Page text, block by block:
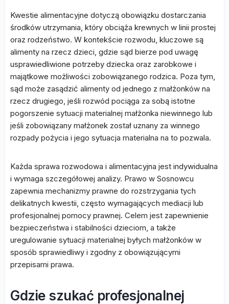
Kwestie alimentacyjne dotyczą obowiązku dostarczania
środków utrzymania, który obciąża krewnych w linii prostej
oraz rodzeństwo. W kontekście rozwodu, kluczowe są
alimenty na rzecz dzieci, gdzie sąd bierze pod uwagę
usprawiedliwione potrzeby dziecka oraz zarobkowe i
majątkowe możliwości zobowiązanego rodzica. Poza tym,
sąd może zasądzić alimenty od jednego z małżonków na
rzecz drugiego, jeśli rozwód pociąga za sobą istotne
pogorszenie sytuacji materialnej małżonka niewinnego lub
jeśli zobowiązany małżonek został uznany za winnego
rozpady pożycia i jego sytuacja materialna na to pozwala.
Każda sprawa rozwodowa i alimentacyjna jest indywidualna
i wymaga szczegółowej analizy. Prawo w Sosnowcu
zapewnia mechanizmy prawne do rozstrzygania tych
delikatnych kwestii, często wymagających mediacji lub
profesjonalnej pomocy prawnej. Celem jest zapewnienie
bezpieczeństwa i stabilności dzieciom, a także
uregulowanie sytuacji materialnej byłych małżonków w
sposób sprawiedliwy i zgodny z obowiązującymi
przepisami prawa.
Gdzie szukać profesjonalnej